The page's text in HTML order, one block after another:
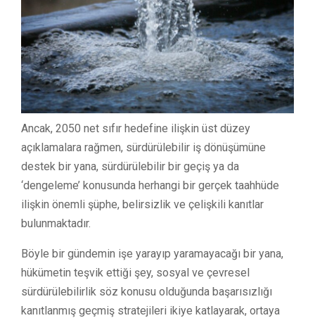
Ancak, 2050 net sıfır hedefine ilişkin üst düzey
açıklamalara rağmen, sürdürülebilir iş dönüşümüne
destek bir yana, sürdürülebilir bir geçiş ya da
‘dengeleme’ konusunda herhangi bir gerçek taahhüde
ilişkin önemli şüphe, belirsizlik ve çelişkili kanıtlar
bulunmaktadır.
Böyle bir gündemin işe yarayıp yaramayacağı bir yana,
hükümetin teşvik ettiği şey, sosyal ve çevresel
sürdürülebilirlik söz konusu olduğunda başarısızlığı
kanıtlanmış geçmiş stratejileri ikiye katlayarak, ortaya